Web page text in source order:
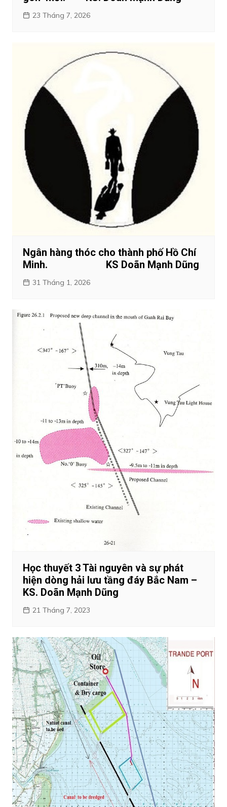
23 Tháng 7, 2026
Ngân hàng thóc cho thành phố Hồ Chí
Minh. KS Doãn Mạnh Dũng
31 Tháng 1, 2026
Học thuyết 3 Tài nguyên và sự phát
hiện dòng hải lưu tầng đáy Bắc Nam –
KS. Doãn Mạnh Dũng
21 Tháng 7, 2023